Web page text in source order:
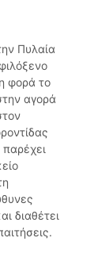
Πυλαία
φορά το
αγορά
διαθέτει